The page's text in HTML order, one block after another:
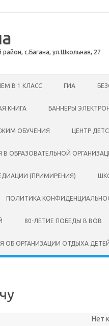
с.Багана, ул.Школьная, 27
В 1 КЛАСС ГИА
КНИГА БАННЕРЫ
ОБУЧЕНИЯ ЦЕНТР
В ОБРАЗОВАТЕЛЬНОЙ
(ПРИМИРЕНИЯ)
ПОЛИТИКА
80-ЛЕТИЕ ПОБЕДЫ В ВОВ
ОБ ОРГАНИЗАЦИИ ОТДЫХА
Нет